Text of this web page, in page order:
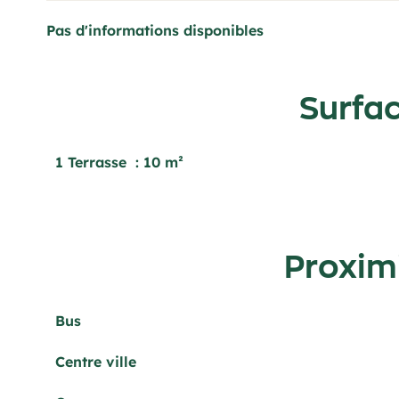
Pas d'informations disponibles
1 Terrasse 10 m²
Bus
Centre ville